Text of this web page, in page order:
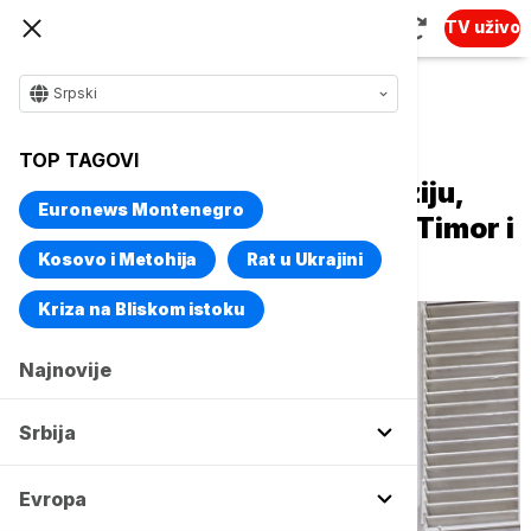
TV uživo
Srpski
TOP TAGOVI
Euronews Montenegro
Kosovo i Metohija Rat u Ukrajini
Kriza na Bliskom istoku
Najnovije
Srbija
Evropa
Papa Franja putuje u Indoneziju,
Papuu Novu Gvineju, Istočni Timor i
Singapur